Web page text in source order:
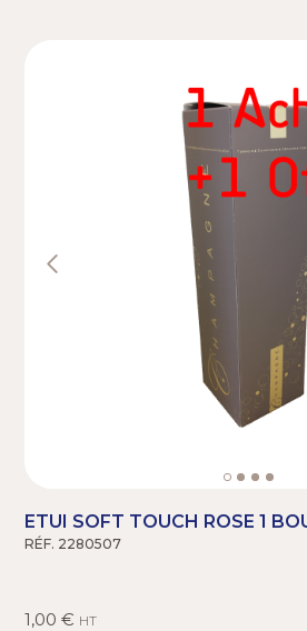
ETUI SOFT TOUCH ROSE 1
RÉF. 2280507
1,00 € HT